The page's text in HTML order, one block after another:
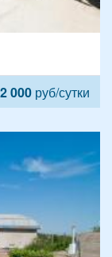
2 000 руб/сутки